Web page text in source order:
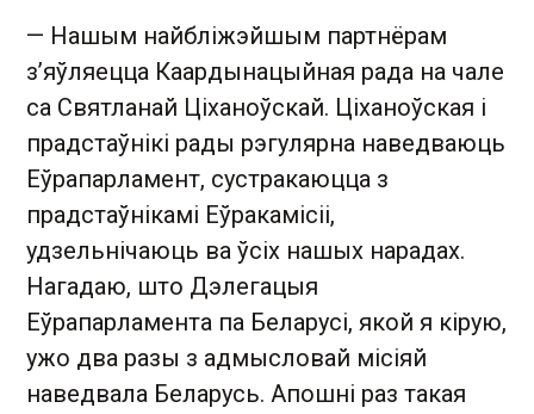
— Нашым найбліжэйшым партнёрам
з’яўляецца Каардынацыйная рада на чале
са Святланай Ціханоўскай. Ціханоўская і
прадстаўнікі рады рэгулярна наведваюць
Еўрапарламент, сустракаюцца з
прадстаўнікамі Еўракамісіі,
удзельнічаюць ва ўсіх нашых нарадах.
Нагадаю, што Дэлегацыя
Еўрапарламента па Беларусі, якой я кірую,
ужо два разы з адмысловай місіяй
наведвала Беларусь. Апошні раз такая